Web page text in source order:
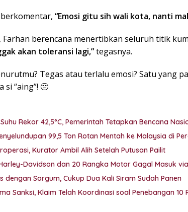
“Emosi gitu sih wali kota, nanti
Farhan berencana menertibkan seluruh titik
akan toleransi lagi,”tegasnya.
Tegas atau terlalu emosi? Satu yang
si “aing”! 😤
Rekor 42,5°C, Pemerintah Tetapkan Bencana
99,5 Ton Rotan Mentah ke Malaysia di
Kurator Ambil Alih Setelah Putusan Pailit
Davidson dan 20 Rangka Motor Gagal Masuk
dengan Sorgum, Cukup Dua Kali Siram Sudah Panen
Sanksi, Klaim Telah Koordinasi soal Penebangan 10